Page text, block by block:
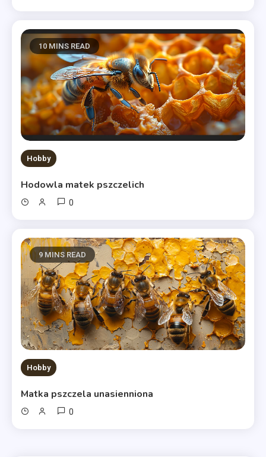
10 MINS READ
Hobby
Hodowla matek pszczelich
0
9 MINS READ
Hobby
Matka pszczela unasienniona
0